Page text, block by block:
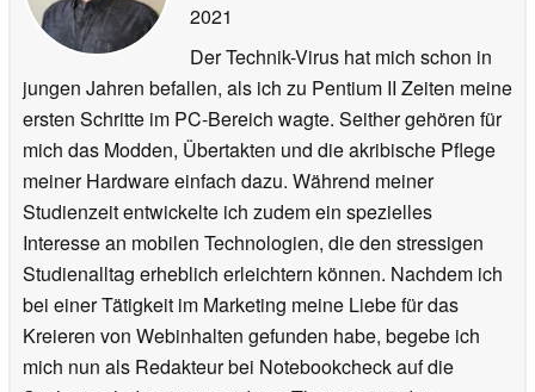
2021
Der Technik-Virus hat mich schon in
jungen Jahren befallen, als ich zu Pentium II Zeiten meine
ersten Schritte im PC-Bereich wagte. Seither gehören für
mich das Modden, Übertakten und die akribische Pflege
meiner Hardware einfach dazu. Während meiner
Studienzeit entwickelte ich zudem ein spezielles
Interesse an mobilen Technologien, die den stressigen
Studienalltag erheblich erleichtern können. Nachdem ich
bei einer Tätigkeit im Marketing meine Liebe für das
Kreieren von Webinhalten gefunden habe, begebe ich
mich nun als Redakteur bei Notebookcheck auf die